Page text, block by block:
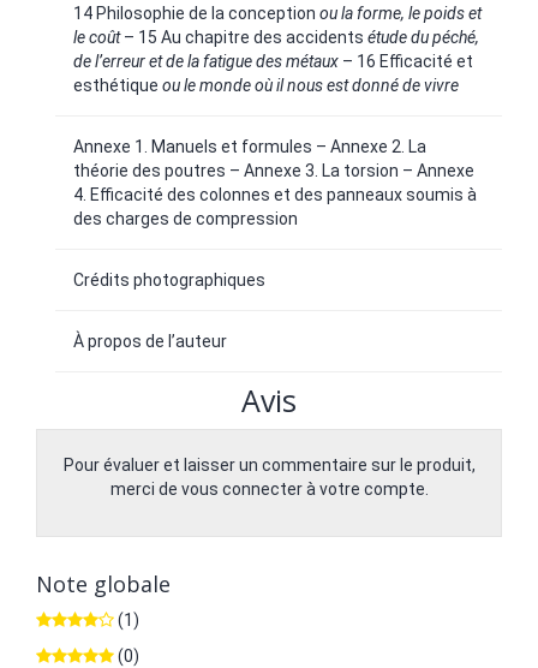
14 Philosophie de la conception ou la forme, le poids et
le coût– 15 Au chapitre des accidents étude du péché,
de l’erreur et de la fatigue des métaux – 16 Efficacité et
esthétique ou le monde où il nous est donné de vivre
Annexe 1. Manuels et formules – Annexe 2. La
théorie des poutres – Annexe 3. La torsion – Annexe
4. Efficacité des colonnes et des panneaux soumis à
des charges de compression
Crédits photographiques
À propos de l’auteur
Avis
Pour évaluer et laisser un commentaire sur le produit,
merci de vous connecter à votre compte.
Note globale
(1)
(0)